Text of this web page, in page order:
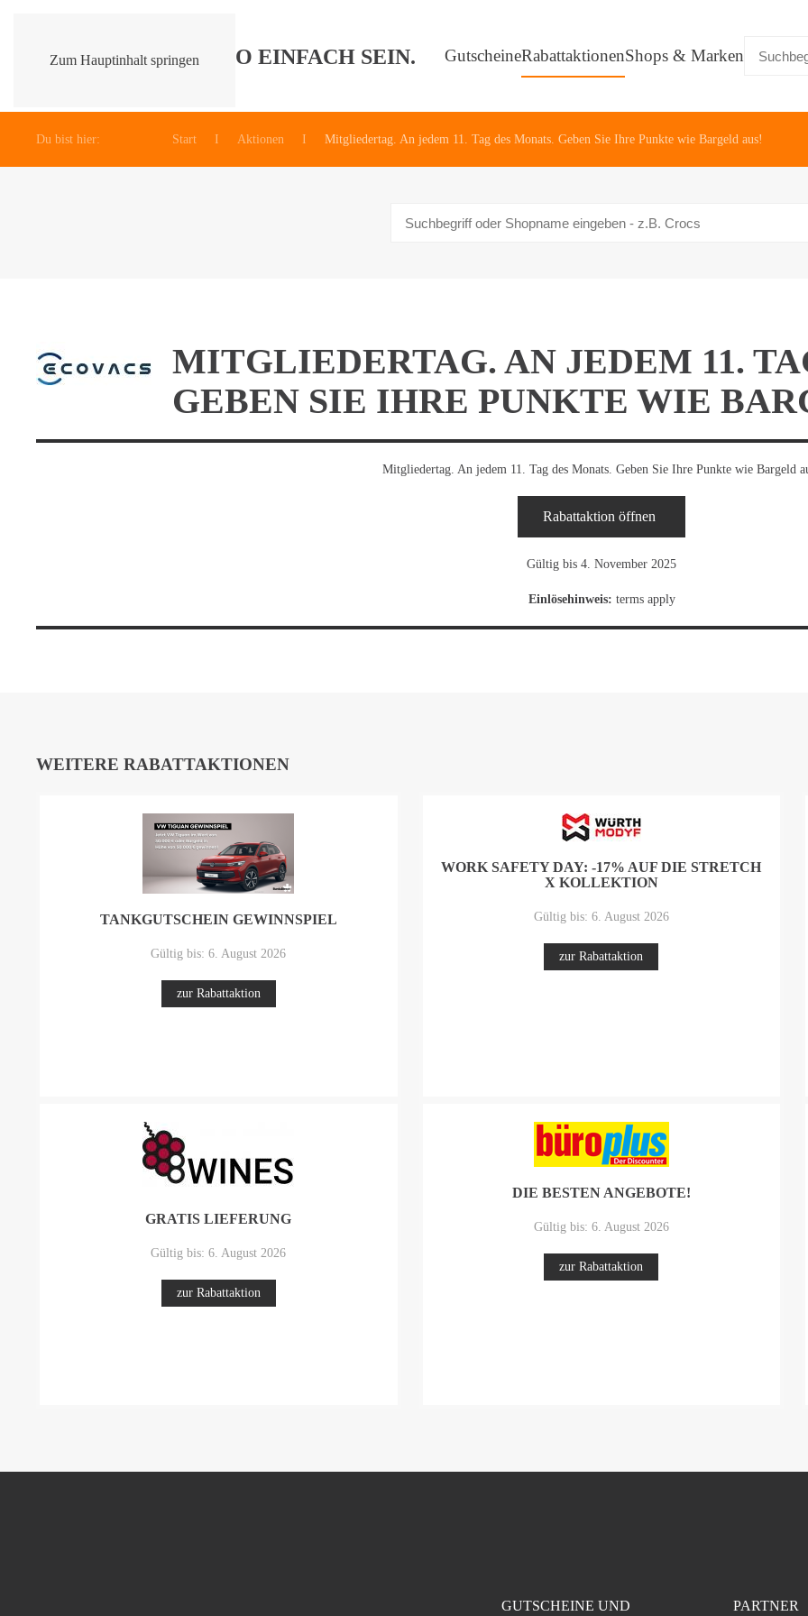
Zum Hauptinhalt springen GutscheineRabattaktionenShops & Marken
Du bist hier: Start Aktionen Mitgliedertag. An jedem 11. Tag des Monats. Geben Sie Ihre Punkte wie Bargeld aus!
MITGLIEDERTAG. AN JEDEM 11.
GEBEN SIE IHRE PUNKTE WIE
Mitgliedertag. An jedem 11. Tag des Monats. Geben Sie Ihre Punkte wie Bargeld
Rabattaktion öffnen
Gültig bis 4. November 2025
Einlösehinweis: terms apply
WEITERE RABATTAKTIONEN
TANKGUTSCHEIN GEWINNSPIEL
Gültig bis: 6. August 2026
zur Rabattaktion
WORK SAFETY DAY: -17% AUF DIE STRETCH
X KOLLEKTION
Gültig bis: 6. August 2026
zur Rabattaktion
GRATIS LIEFERUNG
Gültig bis: 6. August 2026
zur Rabattaktion
DIE BESTEN ANGEBOTE!
Gültig bis: 6. August 2026
zur Rabattaktion
GUTSCHEINE UND
PARTNER